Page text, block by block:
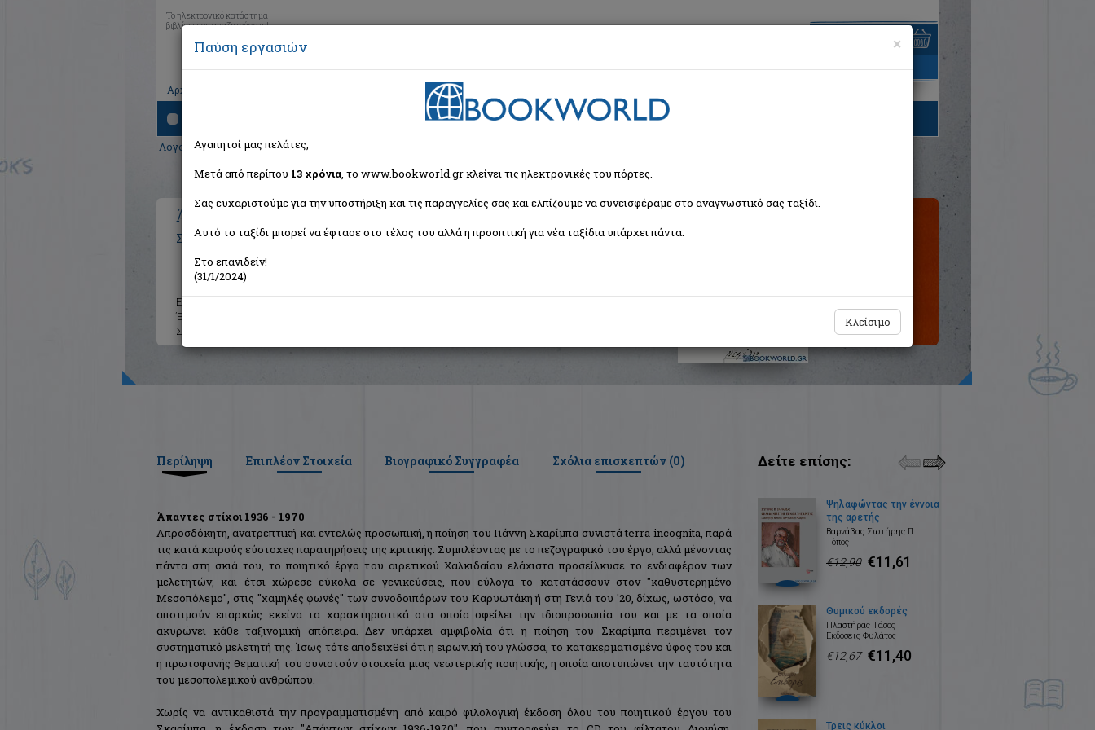
Το ηλεκτρονικό κατάστημα
βιβλίων που αναζητούσατε!
Αρχική
είναι άδειο
Λογοτεχνία>Ελληνική Λογοτεχνία
Άπαντες στίχοι 1936 - 1970
Σκαρίμπας Γιάννης 1893-1984
Εκδότης:
Έτος:
Σελίδες:
Περίληψη Επιπλέον Στοιχεία Βιογραφικό Συγγραφέα Σχόλια επισκεπτών (0)
Άπαντες στίχοι 1936 - 1970
Απροσδόκητη, ανατρεπτική και εντελώς προσωπική, η ποίηση του Γιάννη Σκαρίμπα συνιστά terra incognita, παρά
τις κατά καιρούς εύστοχες παρατηρήσεις της κριτικής. Συμπλέοντας με το πεζογραφικό του έργο, αλλά μένοντας
πάντα στη σκιά του, το ποιητικό έργο του αιρετικού Χαλκιδαίου ελάχιστα προσείλκυσε το ενδιαφέρον των
μελετητών, και έτσι χώρεσε εύκολα σε γενικεύσεις, που εύλογα το κατατάσσουν στον "καθυστερημένο
Μεσοπόλεμο", στις "χαμηλές φωνές" των συνοδοιπόρων του Καρυωτάκη ή στη Γενιά του '20, δίχως, ωστόσο, να
αποτιμούν επαρκώς εκείνα τα χαρακτηριστικά στα οποία οφείλει την ιδιοπροσωπία του και με τα οποία
ακυρώνει κάθε ταξινομική απόπειρα. Δεν υπάρχει αμφιβολία ότι η ποίηση του Σκαρίμπα περιμένει τον
συστηματικό μελετητή της. Ίσως τότε αποδειχθεί ότι η ειρωνική του γλώσσα, το κατακερματισμένο ύφος του και
η πρωτοφανής θεματική του συνιστούν στοιχεία μιας νεωτερικής ποιητικής, η οποία αποτυπώνει την ταυτότητα
του μεσοπολεμικού ανθρώπου.
Χωρίς να αντικαθιστά την προγραμματισμένη από καιρό φιλολογική έκδοση όλου του ποιητικού έργου του
Δείτε επίσης:
Ψηλαφώντας την έννοια
της αρετής
Βαρνάβας Σωτήρης Π.
Τόπος
€12,90 €11,61
Θυμικού εκδορές
Πλαστήρας Τάσος
Εκδόσεις Φυλάτος
€12,67 €11,40
Τρεις κύκλοι
×
Παύση εργασιών
Αγαπητοί μας πελάτες,
Μετά από περίπου 13 χρόνια, το www.bookworld.gr κλείνει τις ηλεκτρονικές του πόρτες.
Σας ευχαριστούμε για την υποστήριξη και τις παραγγελίες σας και ελπίζουμε να συνεισφέραμε στο αναγνωστικό σας ταξίδι.
Αυτό το ταξίδι μπορεί να έφτασε στο τέλος του αλλά η προοπτική για νέα ταξίδια υπάρχει πάντα.
Στο επανιδείν!
(31/1/2024)
Κλείσιμο